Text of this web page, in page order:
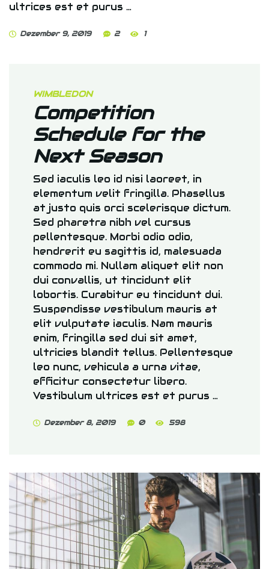
ultrices est et purus …
Dezember 9, 2019 2 1
WIMBLEDON
Competition
Schedule for the
Next Season
Sed iaculis leo id nisi laoreet, in
elementum velit fringilla. Phasellus
at justo quis orci scelerisque dictum.
Sed pharetra nibh vel cursus
pellentesque. Morbi odio odio,
hendrerit eu sagittis id, malesuada
commodo mi. Nullam aliquet elit non
dui convallis, ut tincidunt elit
lobortis. Curabitur eu tincidunt dui.
Suspendisse vestibulum mauris at
elit vulputate iaculis. Nam mauris
enim, fringilla sed dui sit amet,
ultricies blandit tellus. Pellentesque
leo nunc, vehicula a urna vitae,
efficitur consectetur libero.
Vestibulum ultrices est et purus …
Dezember 8, 2019 0 598